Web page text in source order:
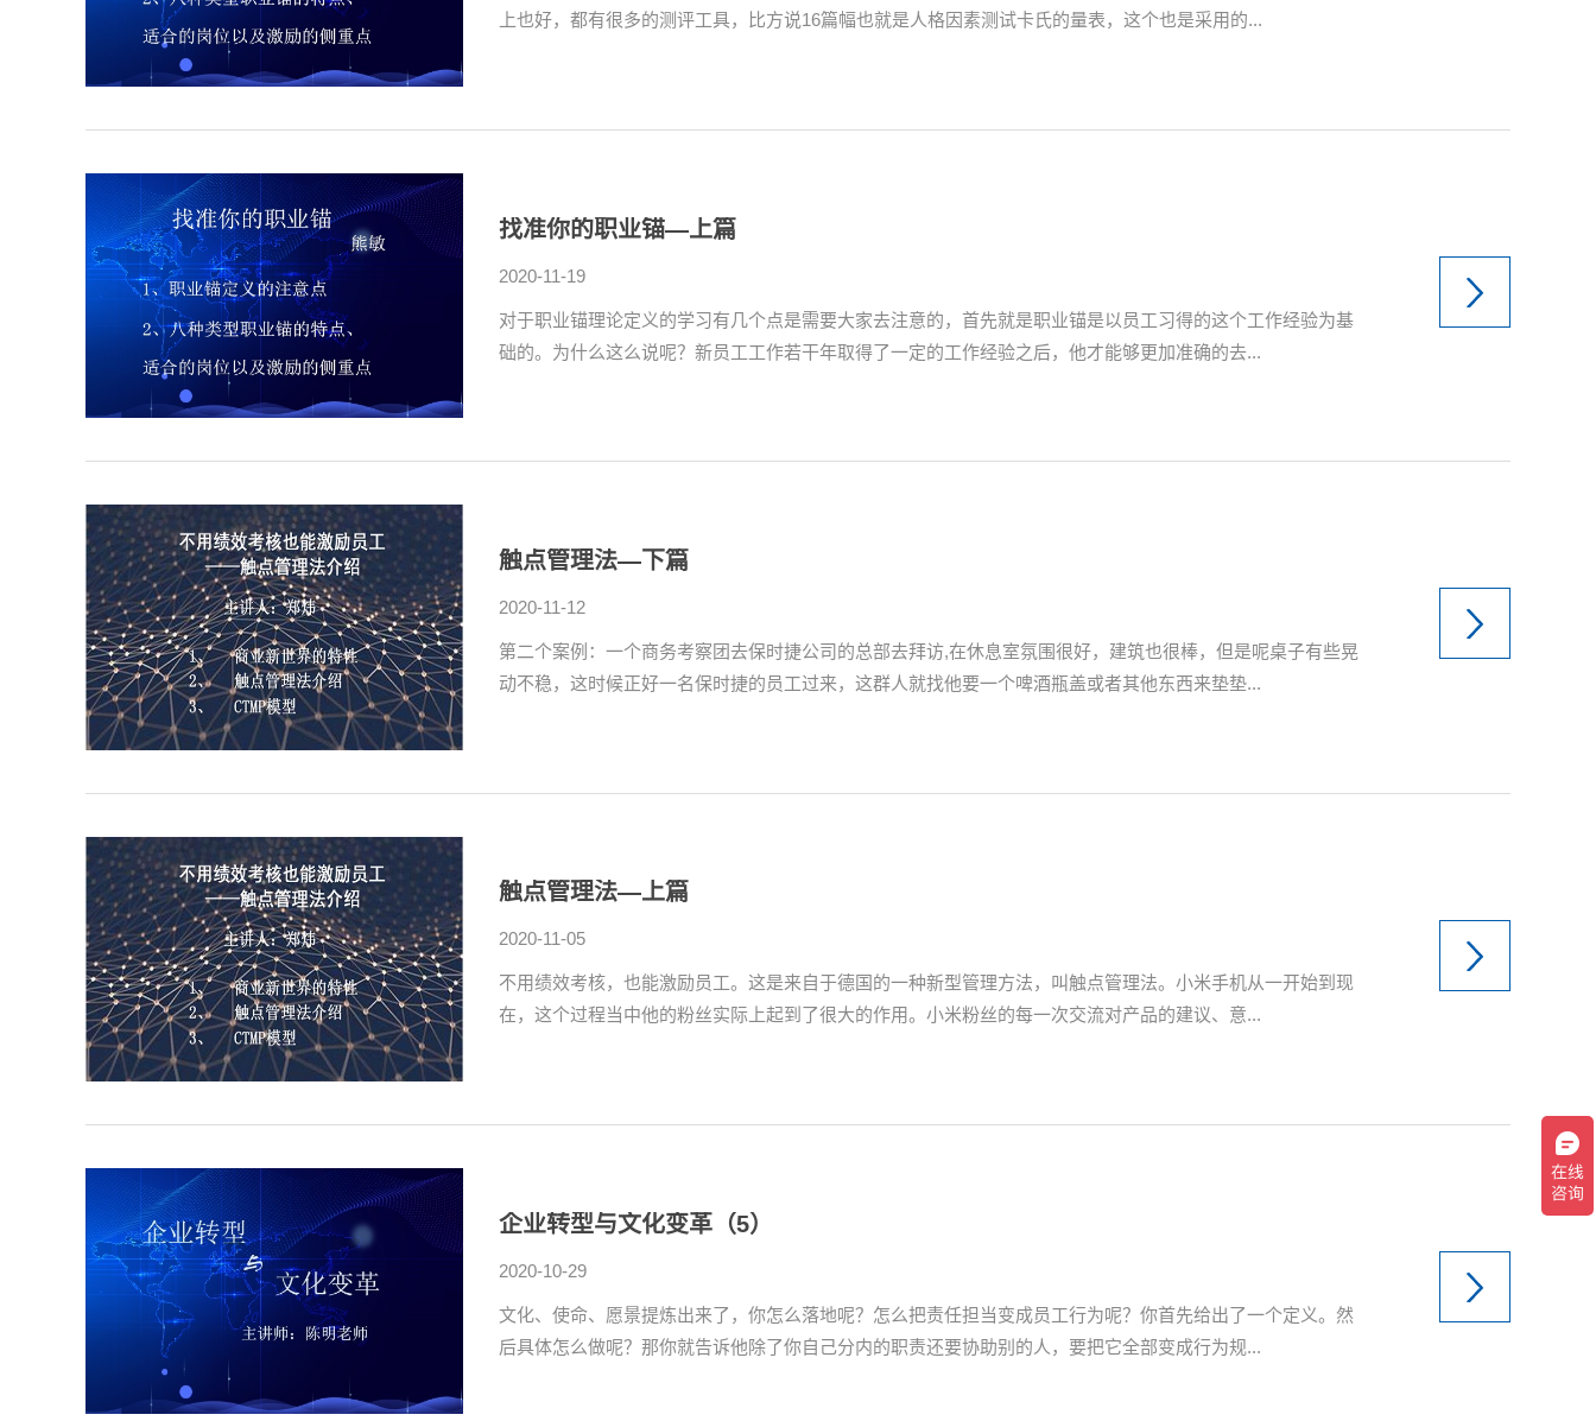
上也好，都有很多的测评工具，比方说16篇幅也就是人格因素测试卡氏的量表，这个也是采用的...
找准你的职业锚—上篇
2020-11-19
对于职业锚理论定义的学习有几个点是需要大家去注意的，首先就是职业锚是以员工习得的这个工作经验为基
础的。为什么这么说呢？新员工工作若干年取得了一定的工作经验之后，他才能够更加准确的去...
触点管理法—下篇
2020-11-12
第二个案例：一个商务考察团去保时捷公司的总部去拜访,在休息室氛围很好，建筑也很棒，但是呢桌子有些晃
动不稳，这时候正好一名保时捷的员工过来，这群人就找他要一个啤酒瓶盖或者其他东西来垫垫...
触点管理法—上篇
2020-11-05
不用绩效考核，也能激励员工。这是来自于德国的一种新型管理方法，叫触点管理法。小米手机从一开始到现
在，这个过程当中他的粉丝实际上起到了很大的作用。小米粉丝的每一次交流对产品的建议、意...
企业转型与文化变革（5）
2020-10-29
文化、使命、愿景提炼出来了，你怎么落地呢？怎么把责任担当变成员工行为呢？你首先给出了一个定义。然
后具体怎么做呢？那你就告诉他除了你自己分内的职责还要协助别的人，要把它全部变成行为规...